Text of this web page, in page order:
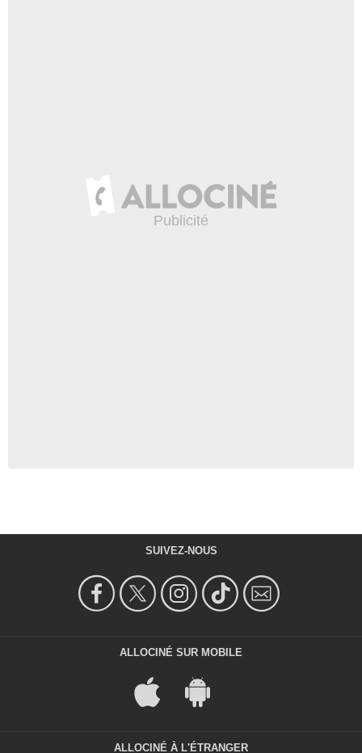
SUIVEZ-NOUS
ALLOCINÉ SUR MOBILE
ALLOCINÉ À L'ÉTRANGER